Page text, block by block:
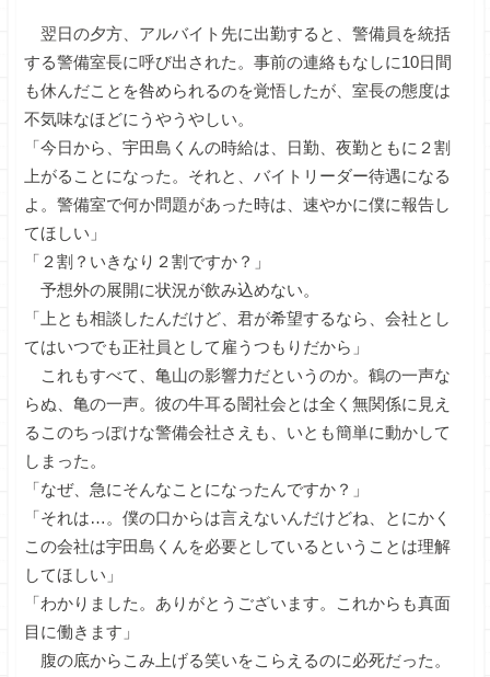
翌日の夕方、アルバイト先に出勤すると、警備員を統括
する警備室長に呼び出された。事前の連絡もなしに10日間
も休んだことを咎められるのを覚悟したが、室長の態度は
不気味なほどにうやうやしい。
「今日から、宇田島くんの時給は、日勤、夜勤ともに２割
上がることになった。それと、バイトリーダー待遇になる
よ。警備室で何か問題があった時は、速やかに僕に報告し
てほしい」
「２割？いきなり２割ですか？」
予想外の展開に状況が飲み込めない。
「上とも相談したんだけど、君が希望するなら、会社とし
てはいつでも正社員として雇うつもりだから」
これもすべて、亀山の影響力だというのか。鶴の一声な
らぬ、亀の一声。彼の牛耳る闇社会とは全く無関係に見え
るこのちっぽけな警備会社さえも、いとも簡単に動かして
しまった。
「なぜ、急にそんなことになったんですか？」
「それは…。僕の口からは言えないんだけどね、とにかく
この会社は宇田島くんを必要としているということは理解
してほしい」
「わかりました。ありがとうございます。これからも真面
目に働きます」
腹の底からこみ上げる笑いをこらえるのに必死だった。